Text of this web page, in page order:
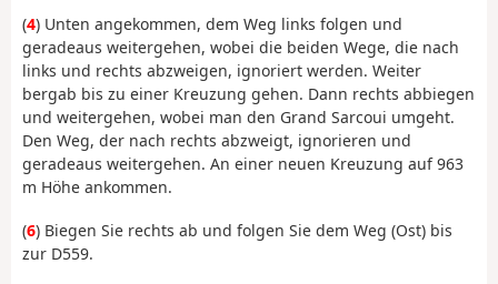
(4) Unten angekommen, dem Weg links folgen und
geradeaus weitergehen, wobei die beiden Wege, die nach
links und rechts abzweigen, ignoriert werden. Weiter
bergab bis zu einer Kreuzung gehen. Dann rechts abbiegen
und weitergehen, wobei man den Grand Sarcoui umgeht.
Den Weg, der nach rechts abzweigt, ignorieren und
geradeaus weitergehen. An einer neuen Kreuzung auf 963
m Höhe ankommen.
(6) Biegen Sie rechts ab und folgen Sie dem Weg (Ost) bis
zur D559.